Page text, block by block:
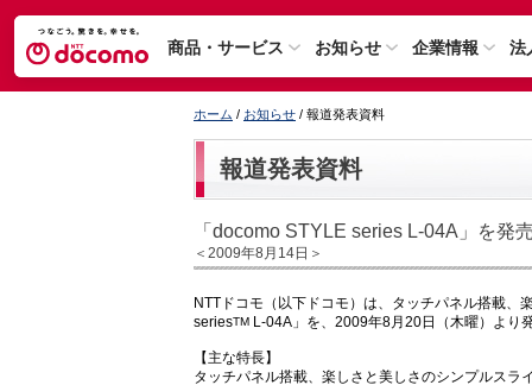
商品・サービス お知らせ 企業情報 法
ホーム / お知らせ / 報道発表資料
報道発表資料
「docomo STYLE series L-04A」を発
＜2009年8月14日＞
NTTドコモ（以下ドコモ）は、タッチパネル搭載、
seriesTM L-04A」を、2009年8月20日（木曜）より
【主な特長】
タッチパネル搭載、楽しさと美しさのシンプルスラ